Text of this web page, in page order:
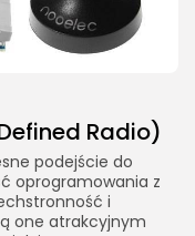
Radio)
podejście do
oprogramowania z
i
one atrakcyjnym